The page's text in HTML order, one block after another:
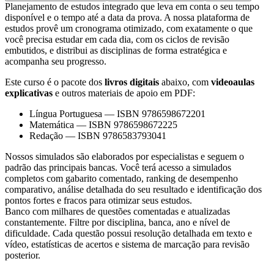
Planejamento de estudos integrado que leva em conta o seu tempo
disponível e o tempo até a data da prova. A nossa plataforma de
estudos provê um cronograma otimizado, com exatamente o que
você precisa estudar em cada dia, com os ciclos de revisão
embutidos, e distribui as disciplinas de forma estratégica e
acompanha seu progresso.
Este curso é o pacote dos livros digitais abaixo, com videoaulas
explicativas e outros materiais de apoio em PDF:
Língua Portuguesa — ISBN 9786598672201
Matemática — ISBN 9786598672225
Redação — ISBN 9786583793041
Nossos simulados são elaborados por especialistas e seguem o
padrão das principais bancas. Você terá acesso a simulados
completos com gabarito comentado, ranking de desempenho
comparativo, análise detalhada do seu resultado e identificação dos
pontos fortes e fracos para otimizar seus estudos.
Banco com milhares de questões comentadas e atualizadas
constantemente. Filtre por disciplina, banca, ano e nível de
dificuldade. Cada questão possui resolução detalhada em texto e
vídeo, estatísticas de acertos e sistema de marcação para revisão
posterior.